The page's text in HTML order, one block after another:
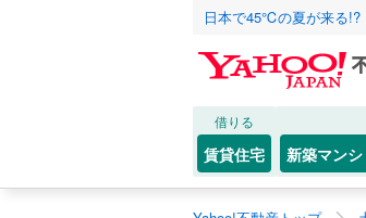
日本で45℃の夏が来る
借りる
賃貸住宅 新築マン